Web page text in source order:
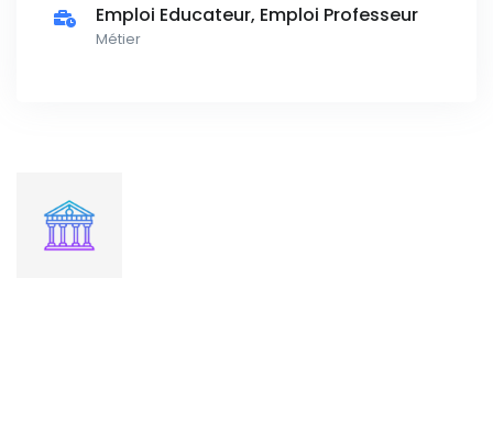
Emploi Educateur, Emploi Professeur
Métier